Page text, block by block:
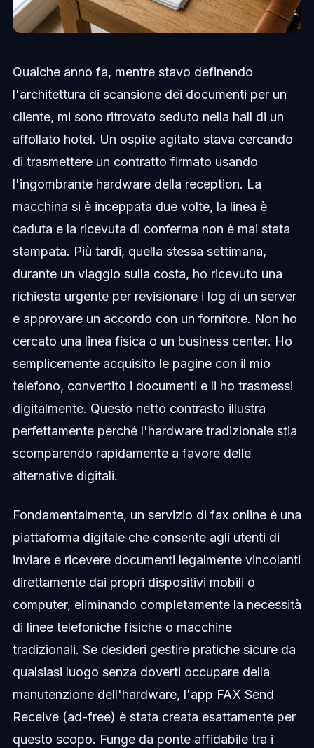
Qualche anno fa, mentre stavo definendo
l'architettura di scansione dei documenti per un
cliente, mi sono ritrovato seduto nella hall di un
affollato hotel. Un ospite agitato stava cercando
di trasmettere un contratto firmato usando
l'ingombrante hardware della reception. La
macchina si è inceppata due volte, la linea è
caduta e la ricevuta di conferma non è mai stata
stampata. Più tardi, quella stessa settimana,
durante un viaggio sulla costa, ho ricevuto una
richiesta urgente per revisionare i log di un server
e approvare un accordo con un fornitore. Non ho
cercato una linea fisica o un business center. Ho
semplicemente acquisito le pagine con il mio
telefono, convertito i documenti e li ho trasmessi
digitalmente. Questo netto contrasto illustra
perfettamente perché l'hardware tradizionale stia
scomparendo rapidamente a favore delle
alternative digitali.
Fondamentalmente, un servizio di fax online è una
piattaforma digitale che consente agli utenti di
inviare e ricevere documenti legalmente vincolanti
direttamente dai propri dispositivi mobili o
computer, eliminando completamente la necessità
di linee telefoniche fisiche o macchine
tradizionali. Se desideri gestire pratiche sicure da
qualsiasi luogo senza doverti occupare della
manutenzione dell'hardware, l'app FAX Send
Receive (ad-free) è stata creata esattamente per
questo scopo. Funge da ponte affidabile tra i